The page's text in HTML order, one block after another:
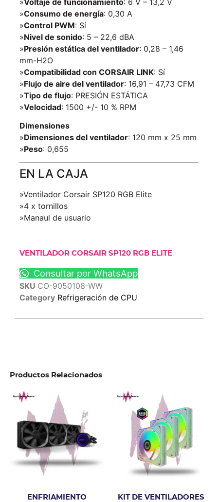
»Consumo de energía: 0,30 A
»Control PWM: Sí
»Nivel de sonido: 5 – 22,6 dBA
»Presión estática del ventilador: 0,28 – 1,46
mm-H2O
»Compatibilidad con CORSAIR LINK: Sí
»Flujo de aire del ventilador: 16,91 – 47,73 CFM
»Tipo de flujo: PRESIÓN ESTÁTICA
»Velocidad: 1500 +/- 10 % RPM
Dimensiones
»Dimensiones del ventilador: 120 mm x 25 mm
»Peso: 0,655
EN LA CAJA
»Ventilador Corsair SP120 RGB Elite
»4 x tornillos
»Manaul de usuario
VENTILADOR CORSAIR SP120 RGB ELITE
Consultar por WhatsApp
SKU CO-9050108-WW
Category Refrigeración de CPU
Productos Relacionados
ENFRIAMIENTO
KIT DE VENTILADORES